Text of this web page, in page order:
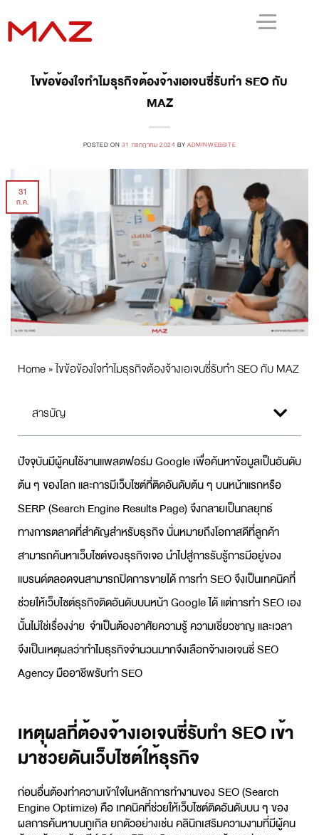
ไขข้อข้องใจทำไมธุรกิจต้องจ้างเอเจนซี่รับทำ SEO กับ
MAZ
POSTED ON 31 กรกฎาคม 2024 BYADMINWEBSITE
31
ก.ค.
Home»ไขข้อข้องใจทำไมธุรกิจต้องจ้างเอเจนซี่รับทำ SEO กับ MAZ
สารบัญ
ปัจจุบันมีผู้คนใช้งานแพลตฟอร์ม Google เพื่อค้นหาข้อมูลเป็นอันดับ
ต้น ๆ ของโลก และการมีเว็บไซต์ที่ติดอันดับต้น ๆ บนหน้าแรกหรือ
SERP (Search Engine Results Page) จึงกลายเป็นกลยุทธ์
ทางการตลาดที่สำคัญสำหรับธุรกิจ นั่นหมายถึงโอกาสดีที่ลูกค้า
สามารถค้นหาเว็บไซต์ของธุรกิจเจอ นำไปสู่การรับรู้การมีอยู่ของ
แบรนด์ตลอดจนสามารถปิดการขายได้ การทำ SEO จึงเป็นเทคนิคที่
ช่วยให้เว็บไซต์ธุรกิจติดอันดับบนหน้า Google ได้ แต่การทำ SEO เอง
นั้นไม่ใช่เรื่องง่าย จำเป็นต้องอาศัยความรู้ ความเชี่ยวชาญ และเวลา
จึงเป็นเหตุผลว่าทำไมธุรกิจจำนวนมากจึงเลือกจ้างเอเจนซี่ SEO
Agency มืออาชีพรับทำ SEO
เหตุผลที่ต้องจ้างเอเจนซี่รับทำ SEO เข้า
มาช่วยดันเว็บไซต์ให้ธุรกิจ
ก่อนอื่นต้องทำความเข้าใจในหลักการทำงานของ SEO (Search
Engine Optimize) คือ เทคนิคที่ช่วยให้เว็บไซต์ติดอันดับบน ๆ ของ
ผลการค้นหาบนกูเกิล ยกตัวอย่างเช่น คลินิกเสริมความงามที่มีผู้คน